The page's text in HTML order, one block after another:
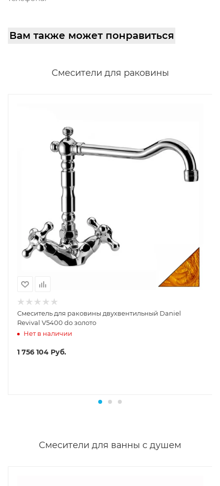
Вам также может понравиться
Смесители для раковины
Смеситель для раковины двухвентильный Daniel
Revival V5400 do золото
Нет в наличии
1 756 104 Руб.
Смесители для ванны с душем